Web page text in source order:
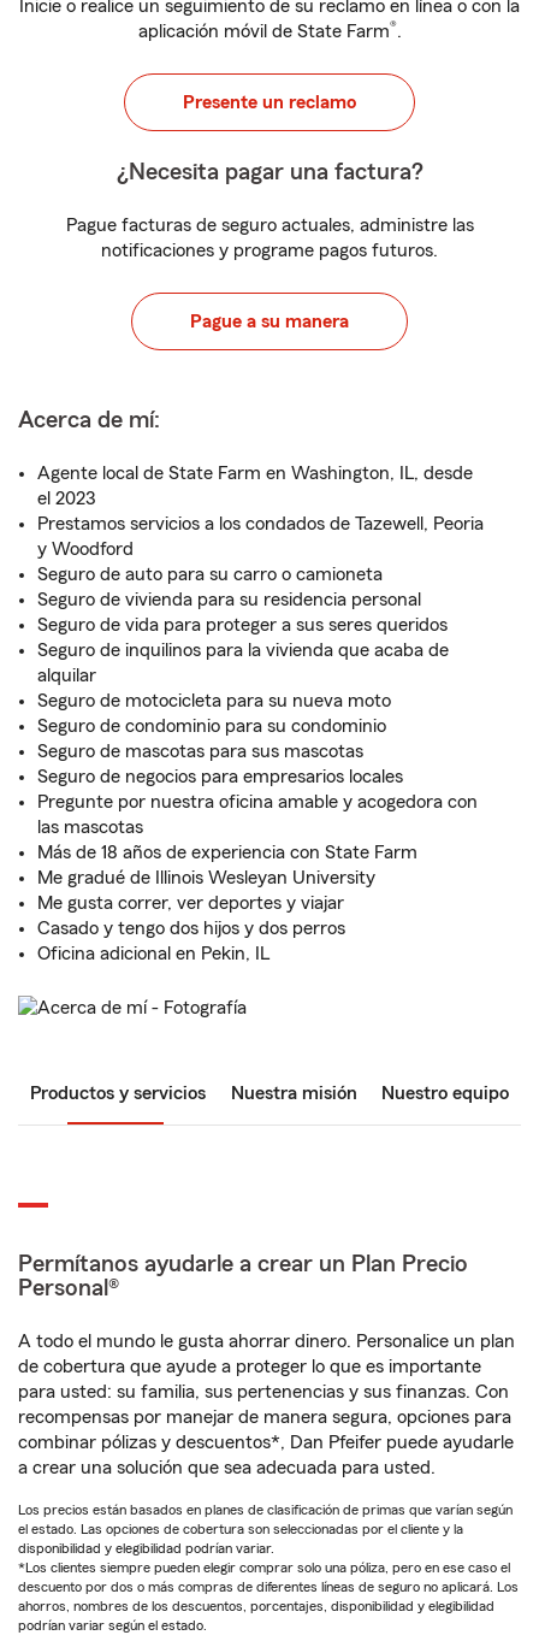
Inicie o realice un seguimiento de su reclamo en línea o con la
aplicación móvil de State Farm®.
Presente un reclamo
¿Necesita pagar una factura?
Pague facturas de seguro actuales, administre las
notificaciones y programe pagos futuros.
Pague a su manera
Acerca de mí:
Agente local de State Farm en Washington, IL, desde
el 2023
Prestamos servicios a los condados de Tazewell, Peoria
y Woodford
Seguro de auto para su carro o camioneta
Seguro de vivienda para su residencia personal
Seguro de vida para proteger a sus seres queridos
Seguro de inquilinos para la vivienda que acaba de
alquilar
Seguro de motocicleta para su nueva moto
Seguro de condominio para su condominio
Seguro de mascotas para sus mascotas
Seguro de negocios para empresarios locales
Pregunte por nuestra oficina amable y acogedora con
las mascotas
Más de 18 años de experiencia con State Farm
Me gradué de Illinois Wesleyan University
Me gusta correr, ver deportes y viajar
Casado y tengo dos hijos y dos perros
Oficina adicional en Pekin, IL
Productos y servicios Nuestra misión Nuestro equipo
Permítanos ayudarle a crear un Plan Precio
Personal®
A todo el mundo le gusta ahorrar dinero. Personalice un plan
de cobertura que ayude a proteger lo que es importante
para usted: su familia, sus pertenencias y sus finanzas. Con
recompensas por manejar de manera segura, opciones para
combinar pólizas y descuentos*, Dan Pfeifer puede ayudarle
a crear una solución que sea adecuada para usted.
Los precios están basados en planes de clasificación de primas que varían según
el estado. Las opciones de cobertura son seleccionadas por el cliente y la
disponibilidad y elegibilidad podrían variar.
*Los clientes siempre pueden elegir comprar solo una póliza, pero en ese caso el
descuento por dos o más compras de diferentes líneas de seguro no aplicará. Los
ahorros, nombres de los descuentos, porcentajes, disponibilidad y elegibilidad
podrían variar según el estado.